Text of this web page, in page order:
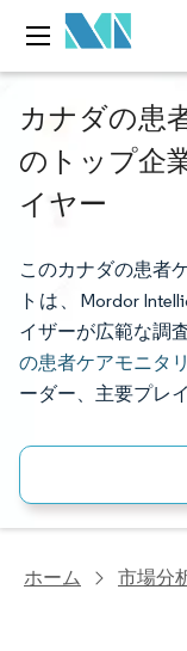
カナダの患
のトップ企
イヤー
このカナダの患者
トは、Mordor
イザーが広範な調
の患者ケアモニタ
ーダー、主要プレ
ホーム 市場分